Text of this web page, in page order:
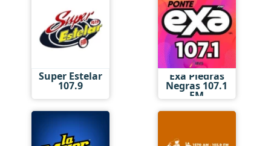
Super Estelar
107.9
Exa Piedras
Negras 107.1
FM